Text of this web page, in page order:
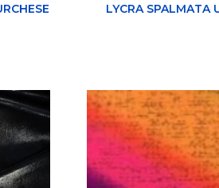
LYCRA SPALMATA